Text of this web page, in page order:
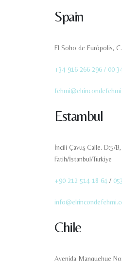
Spain
El Soho de Európolis,
+34 916 266 296 / 00
Estambul
İncili Çavuş Calle. D:5/B,
Fatih/İstanbul/Türkiye
+90 212 514 18 64 /
Chile
Avenida Manquehue